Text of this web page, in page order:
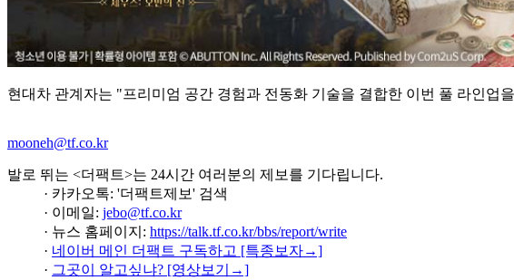
현대차 관계자는 "프리미엄 공간 경험과 전동화 기술을 결합한 이번 풀 라인
mooneh@tf.co.kr
발로 뛰는 <더팩트>는 24시간 여러분의 제보를 기다립니다.
· 카카오톡: '더팩트제보' 검색
· 이메일: jebo@tf.co.kr
· 뉴스 홈페이지: https://talk.tf.co.kr/bbs/report/write
· 네이버 메인 더팩트 구독하고 [특종보자→]
· 그곳이 알고싶냐? [영상보기→]